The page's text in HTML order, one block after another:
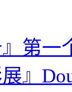
』第
展』